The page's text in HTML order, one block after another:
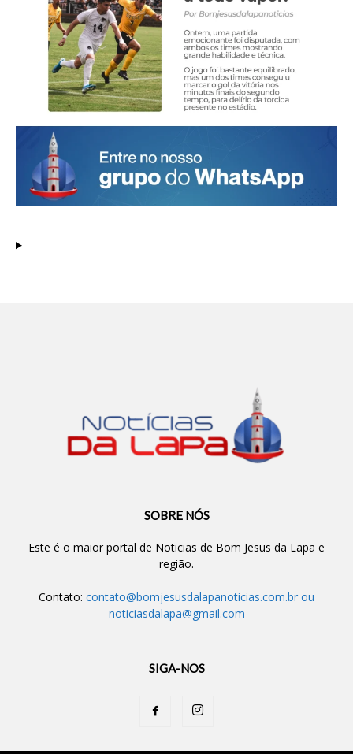
SOBRE NÓS
Este é o maior portal de Noticias de Bom Jesus da Lapa e
região.
Contato: contato@bomjesusdalapanoticias.com.br ou
noticiasdalapa@gmail.com
SIGA-NOS